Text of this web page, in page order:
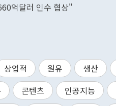
억달러 인수 협상"
상업적 원유 생산
콘텐츠 인공지능